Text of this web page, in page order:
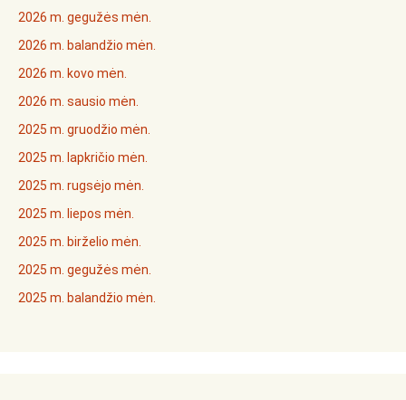
2026 m. gegužės mėn.
2026 m. balandžio mėn.
2026 m. kovo mėn.
2026 m. sausio mėn.
2025 m. gruodžio mėn.
2025 m. lapkričio mėn.
2025 m. rugsėjo mėn.
2025 m. liepos mėn.
2025 m. birželio mėn.
2025 m. gegužės mėn.
2025 m. balandžio mėn.